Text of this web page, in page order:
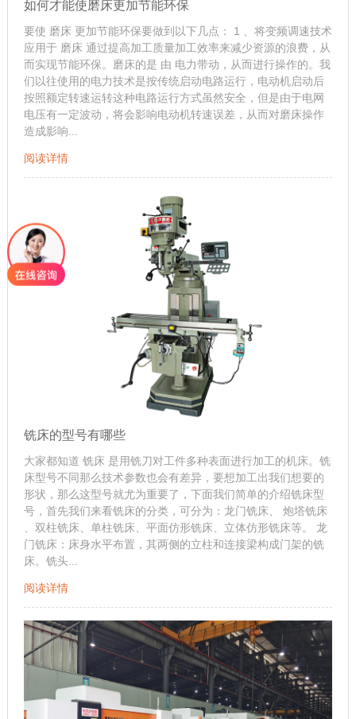
如何才能使磨床更加节能环保
要使 磨床 更加节能环保要做到以下几点： 1 、将变频调速技术
应用于 磨床 通过提高加工质量加工效率来减少资源的浪费，从
而实现节能环保。磨床的是 由 电力带动，从而进行操作的。我
们以往使用的电力技术是按传统启动电路运行，电动机启动后
按照额定转速运转这种电路运行方式虽然安全，但是由于电网
电压有一定波动，将会影响电动机转速误差，从而对磨床操作
造成影响...
阅读详情
铣床的型号有哪些
大家都知道 铣床 是用铣刀对工件多种表面进行加工的机床。铣
床型号不同那么技术参数也会有差异，要想加工出我们想要的
形状，那么这型号就尤为重要了，下面我们简单的介绍铣床型
号，首先我们来看铣床的分类，可分为：龙门铣床、 炮塔铣床
、双柱铣床、单柱铣床、平面仿形铣床、立体仿形铣床等。 龙
门铣床：床身水平布置，其两侧的立柱和连接梁构成门架的铣
床。铣头...
阅读详情